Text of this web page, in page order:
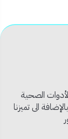
الصنع
الخشبية
الصحية
الى تميزنا